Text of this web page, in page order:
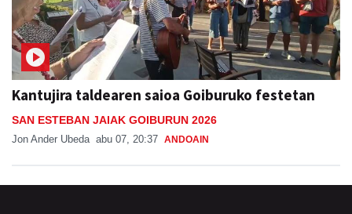
Kantujira taldearen saioa Goiburuko festetan
SAN ESTEBAN JAIAK GOIBURUN 2026
Jon Ander Ubeda abu 07, 20:37 ANDOAIN